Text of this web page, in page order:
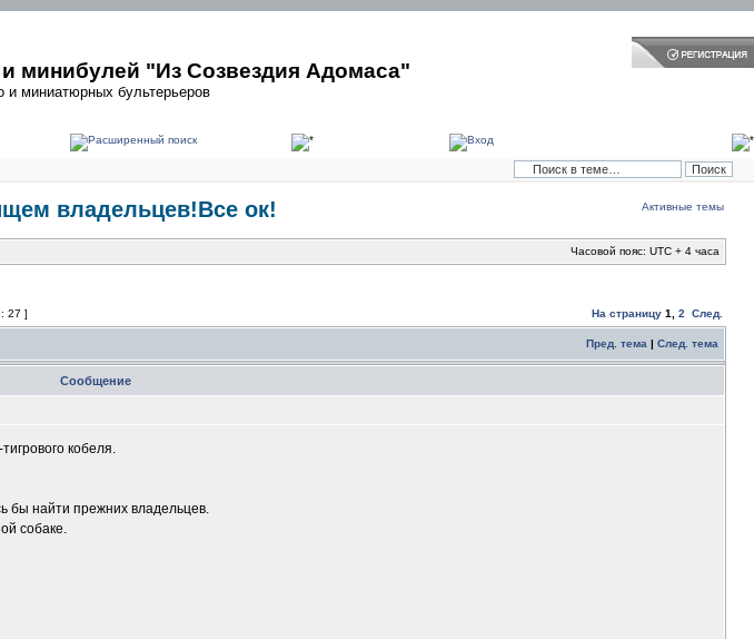
минибулей "Из Созвездия Адомаса"
и миниатюрных бультерьеров
владельцев!Все ок! Активные темы
Часовой пояс: UTC + 4 часа
27 ] На страницу 1 2 След.
Пред. тема | След. тема
Сообщение
кобеля.
бы найти прежних владельцев.
собаке.